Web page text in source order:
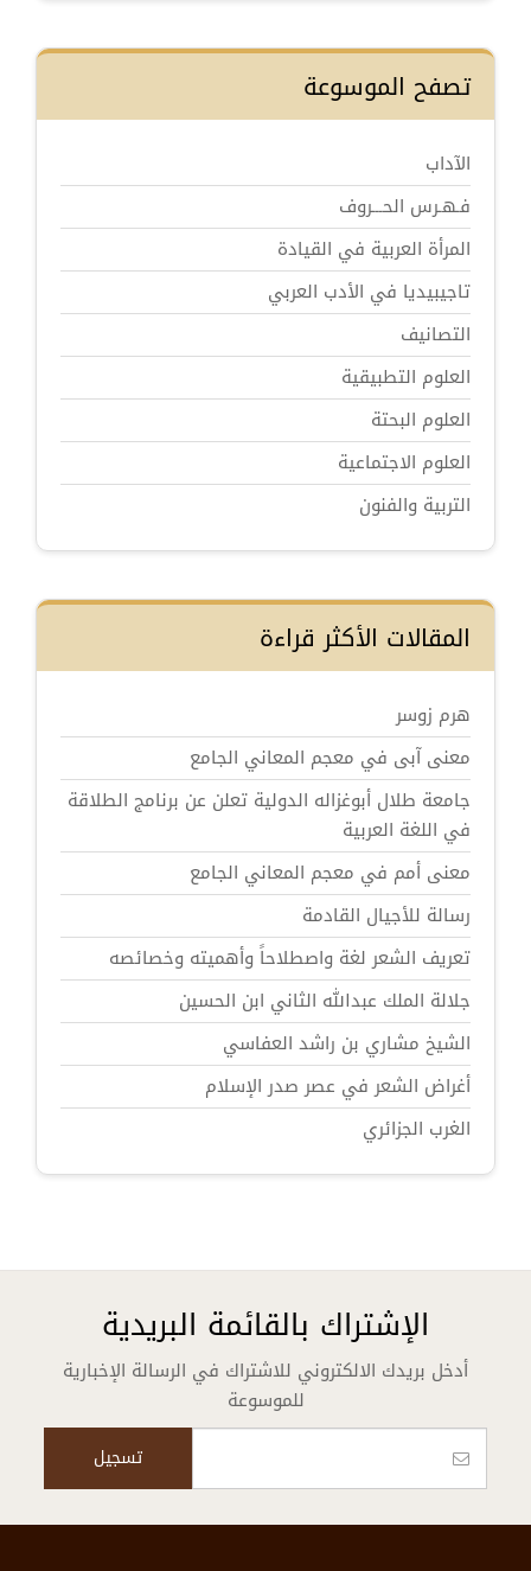
تصفح الموسوعة
الآداب
فـهـرس الحـــروف
المرأة العربية في القيادة
تاجيبيديا في الأدب العربي
التصانيف
العلوم التطبيقية
العلوم البحتة
العلوم الاجتماعية
التربية والفنون
المقالات الأكثر قراءة
هرم زوسر
معنى آبى في معجم المعاني الجامع
جامعة طلال أبوغزاله الدولية تعلن عن برنامج الطلاقة
في اللغة العربية
معنى أمم في معجم المعاني الجامع
رسالة للأجيال القادمة
تعريف الشعر لغة واصطلاحاً وأهميته وخصائصه
جلالة الملك عبدالله الثاني ابن الحسين
الشيخ مشاري بن راشد العفاسي
أغراض الشعر في عصر صدر الإسلام
الغرب الجزائري
الإشتراك بالقائمة البريدية
أدخل بريدك الالكتروني للاشتراك في الرسالة الإخبارية
للموسوعة